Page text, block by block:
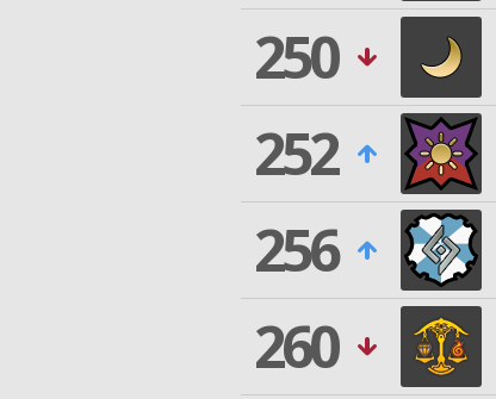
250
252
256
260